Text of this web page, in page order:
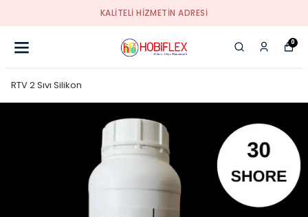
KALİTELİ HİZMETİN ADRESİ
0
RTV 2 Sıvı Silikon